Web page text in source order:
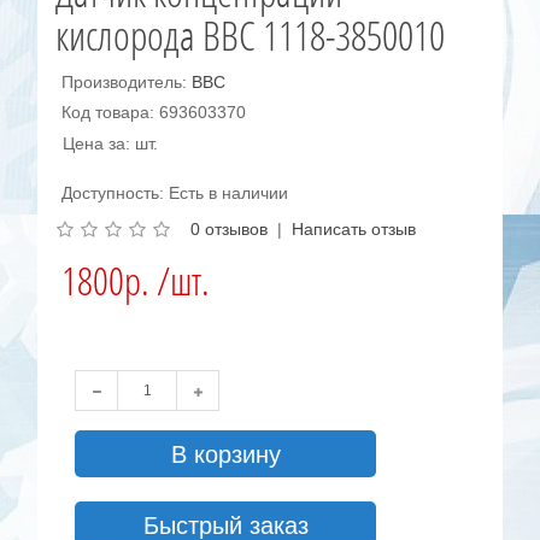
кислорода BBC 1118-3850010
Производитель: BBC
Код товара: 693603370
Цена за: шт.
Доступность: Есть в наличии
0 отзывов | Написать отзыв
1800р. /шт.
В корзину
Быстрый заказ